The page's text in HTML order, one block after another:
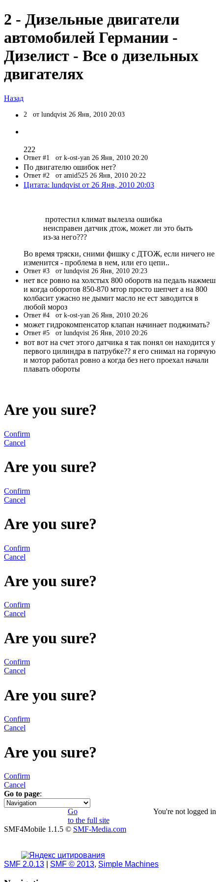
2 - Дизельные двигатели
автомобилей Германии -
Дизелист - Все о дизельных
двигателях
Назад
2 от lundqvist 26 Янв, 2010 20:03
222
Ответ #1 от k-ost-yan 26 Янв, 2010 20:20
По двигателю ошибок нет?
Ответ #2 от amid525 26 Янв, 2010 20:22
Цитата: lundqvist от 26 Янв, 2010 20:03
протестил климат вылезла ошибка
неисправен датчик дтож, может ли это быть
из-за него???
Во время тряски, сними фишку с ДТОЖ, если ничего не
изменится - проблема в нем, или его цепи..
Ответ #3 от lundqvist 26 Янв, 2010 20:23
нет все ровно на холстых 800 оборотв на педаль нажмеш
и когда оборотов 850-870 мтор просто шепчет а на 800
колбасит ужасно не дымит масло не ест заводится в
любой мороз
Ответ #4 от k-ost-yan 26 Янв, 2010 20:26
может гидрокомпенсатор клапан начинает поджимать?
Ответ #5 от lundqvist 26 Янв, 2010 20:26
вот вот на счет этого датчика я так понял он находится у
первого цилиндра в патрубке?? я его снимал на горячую
и мотор работал ровно а когда без него проехал начали
плавать обороты
Are you sure?
Confirm
Cancel
Are you sure?
Confirm
Cancel
Are you sure?
Confirm
Cancel
Are you sure?
Confirm
Cancel
Are you sure?
Confirm
Cancel
Are you sure?
Confirm
Cancel
Are you sure?
Confirm
Cancel
Go to page:
1
You're not logged in
Go
to the full site
SMF4Mobile 1.1.5 © SMF-Media.com
SMF 2.0.13 SMF © 2013, Simple Machines